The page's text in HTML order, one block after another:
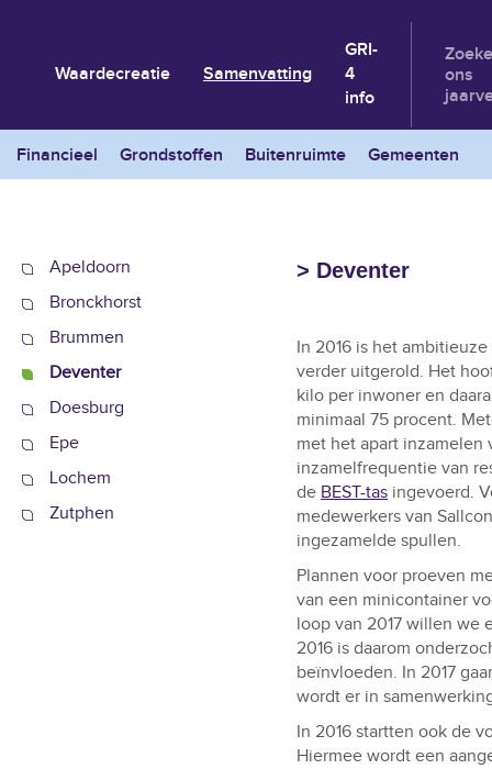
Waardecreatie Samenvatting
GRI-
4
info
Financieel Grondstoffen Buitenruimte Gemeenten
ons
Apeldoorn
Bronckhorst
Brummen
Deventer
Doesburg
Epe
Lochem
Zutphen
> Deventer
In 2016 is het
verder uitgerold. Het
kilo per inwoner en
minimaal 75 procent.
met het apart inzamelen
inzamelfrequentie van
de BEST-tas ingevoerd.
medewerkers van
ingezamelde spullen.
Plannen voor proeven
van een minicontainer
loop van 2017 willen we
2016 is daarom
beïnvloeden. In 2017
wordt er in
In 2016 startten ook de
Hiermee wordt een